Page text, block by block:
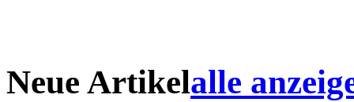
Neue Artikelalle